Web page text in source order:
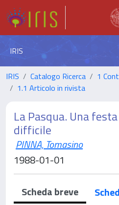
IRIS
IRIS Catalogo Ricerca
1
1.1 Articolo in rivista
La Pasqua. Una
difficile
PINNA, Tomasino
1988-01-01
Scheda breve